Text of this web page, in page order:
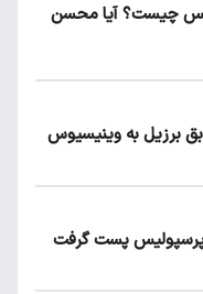
چیست؟ آیا محسن
برزیل به وینیسیوس
پست گرفت